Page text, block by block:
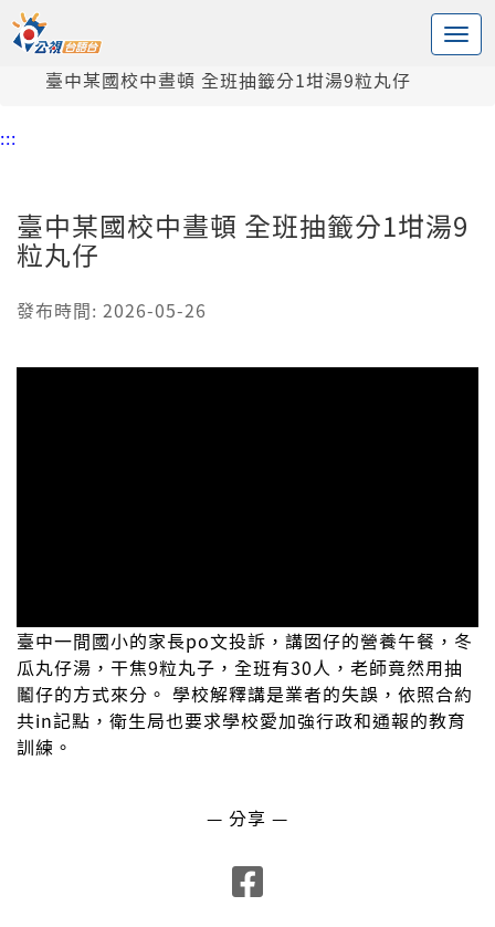
中央內容區塊
頭頁
臺中某國校中晝頓 全班抽籤分1坩湯9粒丸仔
:::
臺中某國校中晝頓 全班抽籤分1坩湯9
粒丸仔
發布時間: 2026-05-26
臺中一間國小的家長po文投訴，講囡仔的營養午餐，冬
瓜丸仔湯，干焦9粒丸子，全班有30人，老師竟然用抽
鬮仔的方式來分。 學校解釋講是業者的失誤，依照合約
共in記點，衛生局也要求學校愛加強行政和通報的教育
訓練。
— 分享 —